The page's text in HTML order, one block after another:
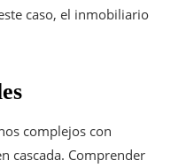
caso, el inmobiliario
complejos con
cascada. Comprender